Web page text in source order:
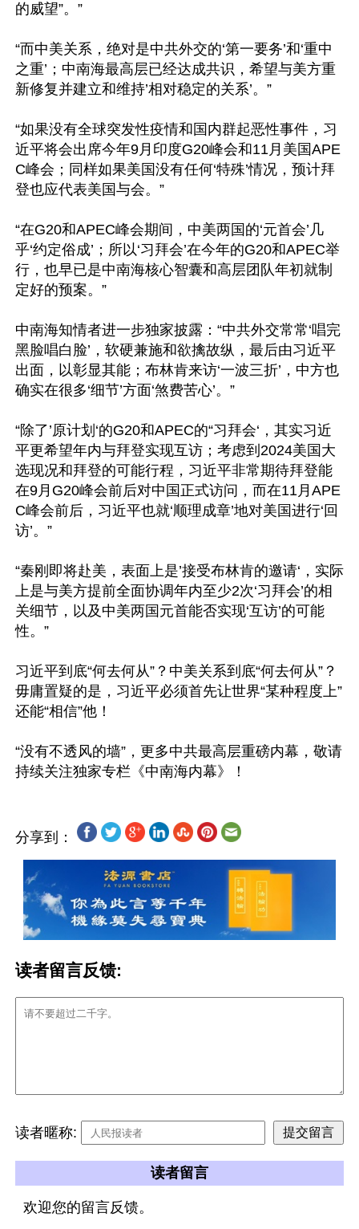
的威望”。”
“而中美关系，绝对是中共外交的‘第一要务’和‘重中
之重’；中南海最高层已经达成共识，希望与美方重
新修复并建立和维持’相对稳定的关系’。”
“如果没有全球突发性疫情和国内群起恶性事件，习
近平将会出席今年9月印度G20峰会和11月美国APE
C峰会；同样如果美国没有任何‘特殊’情况，预计拜
登也应代表美国与会。”
“在G20和APEC峰会期间，中美两国的‘元首会’几
乎‘约定俗成’；所以‘习拜会’在今年的G20和APEC举
行，也早已是中南海核心智囊和高层团队年初就制
定好的预案。”
中南海知情者进一步独家披露：“中共外交常常‘唱完
黑脸唱白脸’，软硬兼施和欲擒故纵，最后由习近平
出面，以彰显其能；布林肯来访‘一波三折’，中方也
确实在很多‘细节’方面‘煞费苦心’。”
“除了’原计划‘的G20和APEC的“习拜会‘，其实习近
平更希望年内与拜登实现互访；考虑到2024美国大
选现况和拜登的可能行程，习近平非常期待拜登能
在9月G20峰会前后对中国正式访问，而在11月APE
C峰会前后，习近平也就‘顺理成章’地对美国进行‘回
访’。”
“秦刚即将赴美，表面上是’接受布林肯的邀请‘，实际
上是与美方提前全面协调年内至少2次‘习拜会’的相
关细节，以及中美两国元首能否实现‘互访’的可能
性。”
习近平到底“何去何从”？中美关系到底“何去何从”？
毋庸置疑的是，习近平必须首先让世界“某种程度上”
还能“相信”他！
“没有不透风的墙”，更多中共最高层重磅内幕，敬请
分享到：
读者留言反馈:
读者暱称:
读者留言
欢迎您的留言反馈。